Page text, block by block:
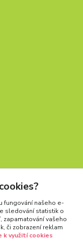
fungování našeho e-
sledování statistik o
zapamatování vašeho
či zobrazení reklam
k využití cookies